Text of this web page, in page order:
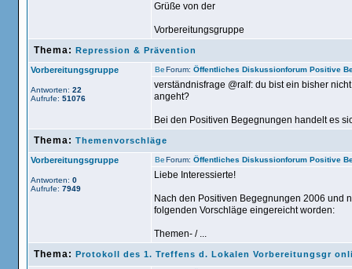
Grüße von der
Vorbereitungsgruppe
Thema: Repression & Prävention
Vorbereitungsgruppe
Antworten: 22
Aufrufe: 51076
Forum: Öffentliches Diskussionforum Positive
verständnisfrage @ralf: du bist ein bisher
angeht?
Bei den Positiven Begegnungen handelt es
Thema: Themenvorschläge
Vorbereitungsgruppe
Antworten: 0
Aufrufe: 7949
Forum: Öffentliches Diskussionforum Positive
Liebe Interessierte!
Nach den Positiven Begegnungen 2006 und
folgenden Vorschläge eingereicht worden:
Themen- / ...
Thema: Protokoll des 1. Treffens d. Lokalen Vorbereitungsgr